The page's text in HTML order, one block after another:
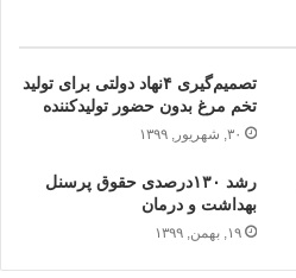
تصمیم‌گیری ۴نهاد دولتی برای تولید
تخم مرغ بدون حضور تولیدکننده
۳۰, شهریور, ۱۳۹۹
رشد ۱۳۰درصدی حقوق پرسنل
بهداشت و درمان
۱۹, بهمن, ۱۳۹۹